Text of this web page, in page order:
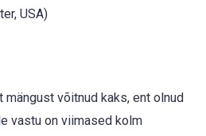
USA)
võitnud kaks, ent olnud
vastu on viimased kolm